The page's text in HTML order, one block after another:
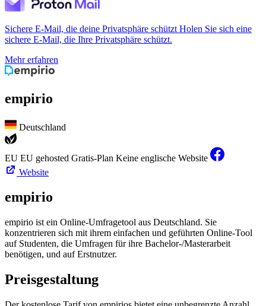
Sichere E-Mail, die deine Privatsphäre schützt Holen Sie sich eine
sichere E-Mail, die Ihre Privatsphäre schützt.
Mehr erfahren
empirio
Deutschland
EU EU gehosted Gratis-Plan Keine englische Website
Website
empirio
empirio ist ein Online-Umfragetool aus Deutschland. Sie
konzentrieren sich mit ihrem einfachen und geführten Online-Tool
auf Studenten, die Umfragen für ihre Bachelor-/Masterarbeit
benötigen, und auf Erstnutzer.
Preisgestaltung